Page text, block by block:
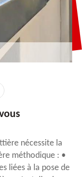
nécessite la
méthodique : •
liées à la pose de